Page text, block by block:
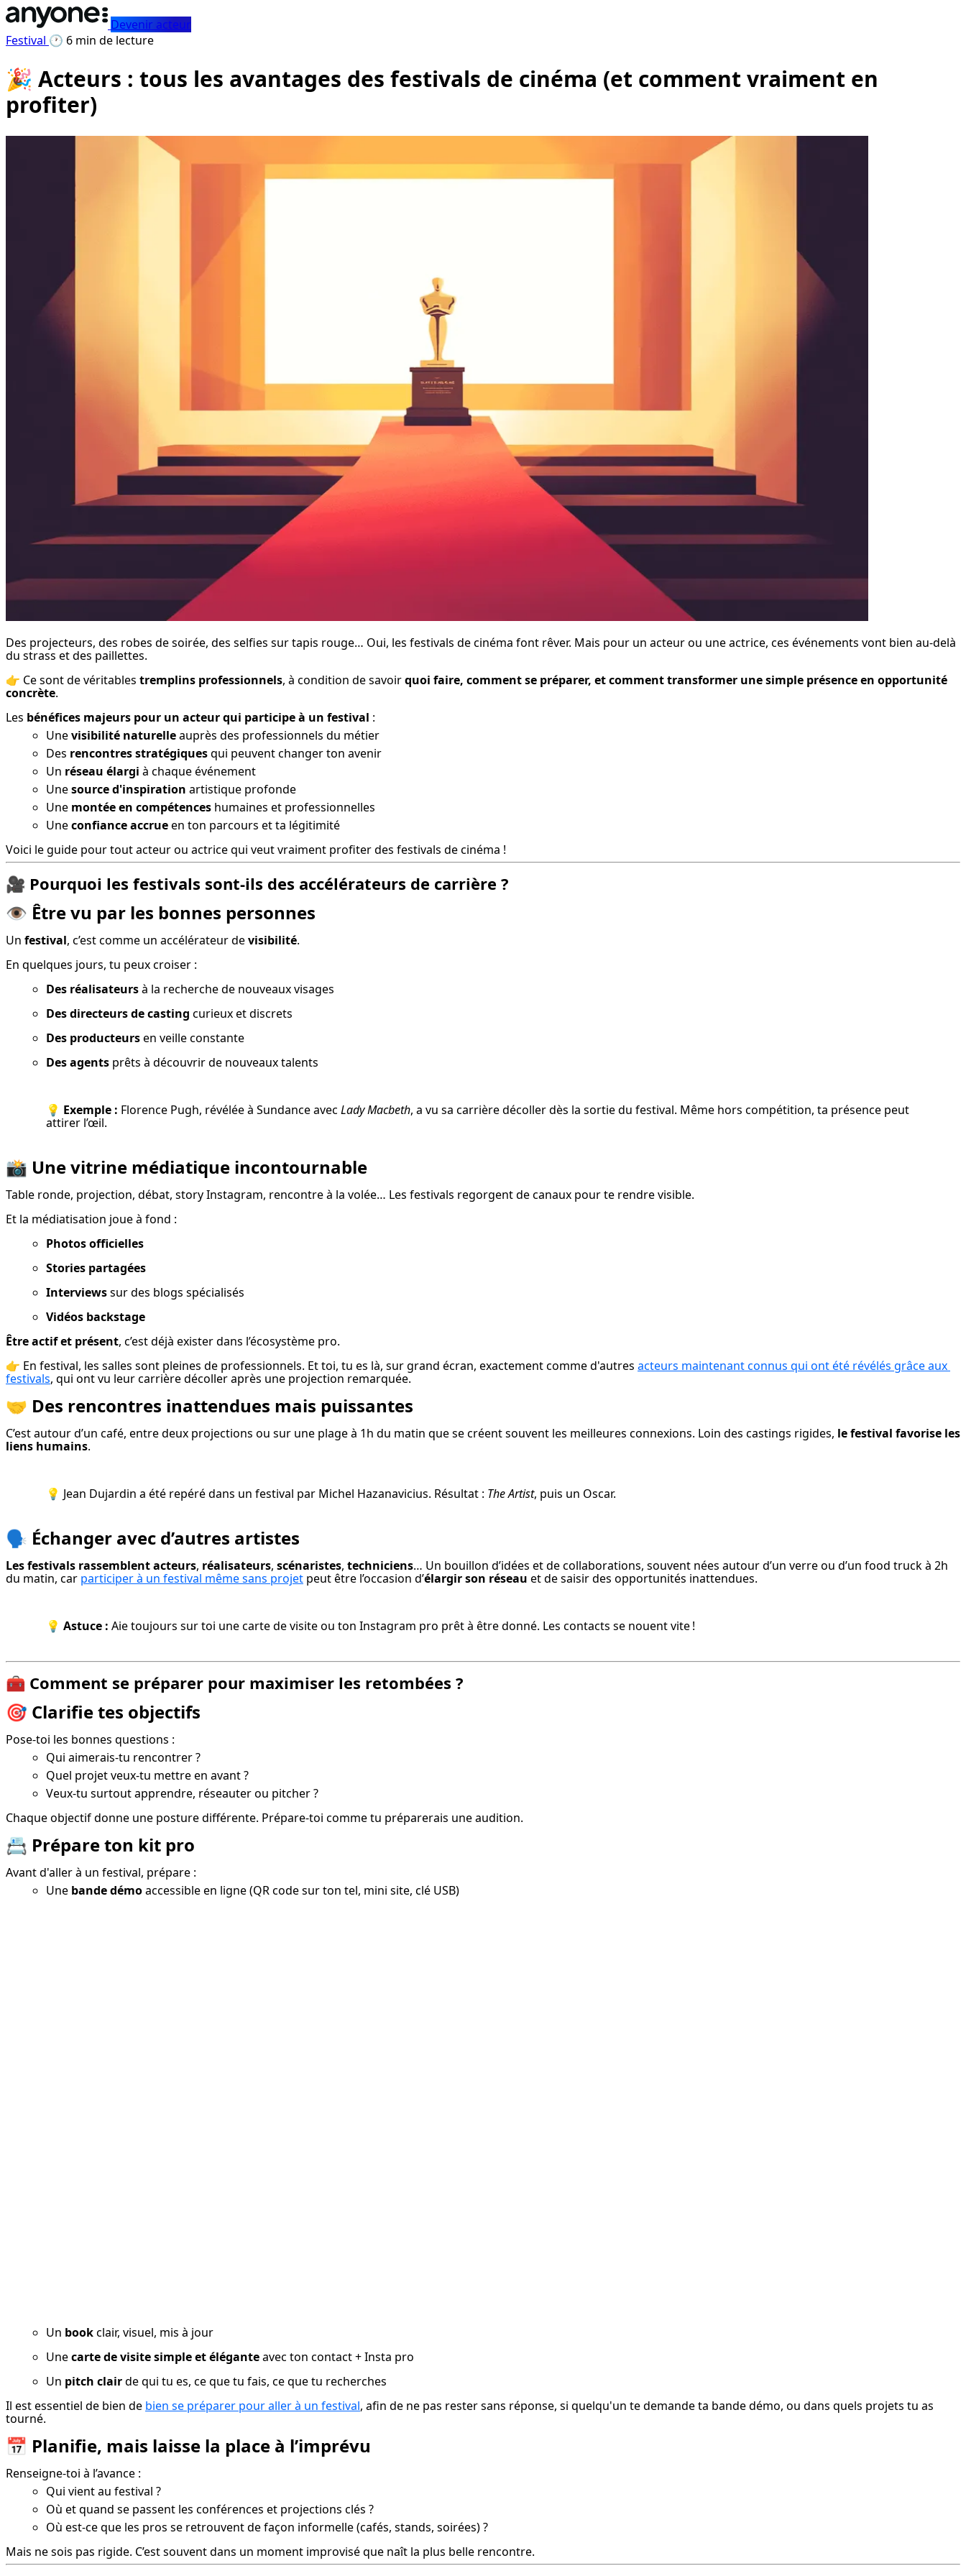
Devenir acteur
Festival 🕐 6 min de lecture
🎉 Acteurs : tous les avantages des festivals de cinéma (et comment vraiment en
profiter)
Des projecteurs, des robes de soirée, des selfies sur tapis rouge… Oui, les festivals de cinéma font rêver. Mais pour un acteur ou une actrice, ces événements vont bien au-delà
du strass et des paillettes.
👉 Ce sont de véritables tremplins professionnels, à condition de savoir quoi faire, comment se préparer, et comment transformer une simple présence en opportunité
concrète.
Les bénéfices majeurs pour un acteur qui participe à un festival :
Unevisibilité naturelleauprès des professionnels du métier
Des rencontres stratégiquesqui peuvent changer ton avenir
Un réseau élargi à chaque événement
Unesource d'inspiration artistique profonde
Une montée en compétences humaines et professionnelles
Uneconfiance accrueen ton parcours et ta légitimité
Voici le guide pour tout acteur ou actrice qui veut vraiment profiter des festivals de cinéma !
🎥 Pourquoi les festivals sont-ils des accélérateurs de carrière ?
👁️ Être vu par les bonnes personnes
Un festival, c’est comme un accélérateur de visibilité.
En quelques jours, tu peux croiser :
Des réalisateurs à la recherche de nouveaux visages
Des directeurs de casting curieux et discrets
Des producteurs en veille constante
Des agents prêts à découvrir de nouveaux talents
💡 Exemple : Florence Pugh, révélée à Sundance avec Lady Macbeth, a vu sa carrière décoller dès la sortie du festival. Même hors compétition, ta présence peut
attirer l’œil.
📸 Une vitrine médiatique incontournable
Table ronde, projection, débat, story Instagram, rencontre à la volée… Les festivals regorgent de canaux pour te rendre visible.
Et la médiatisation joue à fond :
Photos officielles
Stories partagées
Interviews sur des blogs spécialisés
Vidéos backstage
Être actif et présent, c’est déjà exister dans l’écosystème pro.
👉 En festival, les salles sont pleines de professionnels. Et toi, tu es là, sur grand écran, exactement comme d'autres acteurs maintenant connus qui ont été révélés grâce aux
festivals, qui ont vu leur carrière décoller après une projection remarquée.
🤝 Des rencontres inattendues mais puissantes
C’est autour d’un café, entre deux projections ou sur une plage à 1h du matin que se créent souvent les meilleures connexions. Loin des castings rigides, le festival favorise les
liens humains.
💡 Jean Dujardin a été repéré dans un festival par Michel Hazanavicius. Résultat : The Artist, puis un Oscar.
🗣️ Échanger avec d’autres artistes
Les festivals rassemblentacteurs, réalisateurs, scénaristes, techniciens… Un bouillon d’idées et de collaborations, souvent nées autour d’un verre ou d’un food truck à 2h
du matin, car participer à un festival même sans projet peut être l’occasion d’élargir son réseau et de saisir des opportunités inattendues.
💡 Astuce : Aie toujours sur toi une carte de visite ou ton Instagram pro prêt à être donné. Les contacts se nouent vite !
🧰 Comment se préparer pour maximiser les retombées ?
🎯 Clarifie tes objectifs
Pose-toi les bonnes questions :
Qui aimerais-tu rencontrer ?
Quel projet veux-tu mettre en avant ?
Veux-tu surtout apprendre, réseauter ou pitcher ?
Chaque objectif donne une posture différente. Prépare-toi comme tu préparerais une audition.
📇 Prépare ton kit pro
Avant d'aller à un festival, prépare :
Une bande démoaccessible en ligne (QR code sur ton tel, mini site, clé USB)
Un book clair, visuel, mis à jour
Une carte de visite simple et élégante avec ton contact + Insta pro
Un pitch clair de qui tu es, ce que tu fais, ce que tu recherches
Il est essentiel de bien de bien se préparer pour aller à un festival, afin de ne pas rester sans réponse, si quelqu'un te demande ta bande démo, ou dans quels projets tu as
tourné.
📅 Planifie, mais laisse la place à l’imprévu
Renseigne-toi à l’avance :
Qui vient au festival ?
Où et quand se passent les conférences et projections clés ?
Où est-ce que les pros se retrouvent de façon informelle (cafés, stands, soirées) ?
Mais ne sois pas rigide. C’est souvent dans un moment improvisé que naît la plus belle rencontre.